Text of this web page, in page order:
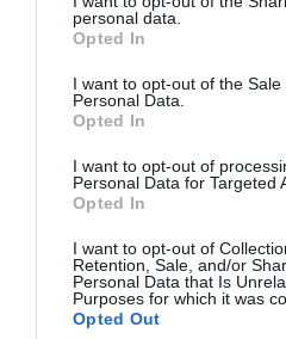
personal data.
Opted In
I want to opt-out of the Sale
Personal Data.
Opted In
I want to opt-out of
Personal Data for Targeted
Opted In
I want to opt-out of
Retention, Sale, and/or
Personal Data that Is
Purposes for which it was
Opted Out
Estado. Y es un poco triste.
área que necesita inyección
públicas, porque hay una
democratizar el acceso a la
- Pronto cumplen 15 años,
mercado editorial de
- Varios. Cuando
ni conciencia de eso. Solo se
cambio ha impactado en